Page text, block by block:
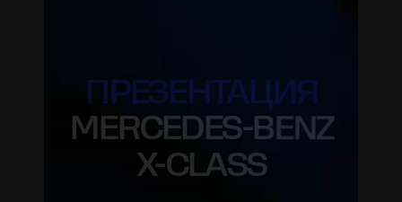
ПРЕЗЕНТАЦИЯ
MERCEDES-BENZ
X-CLASS